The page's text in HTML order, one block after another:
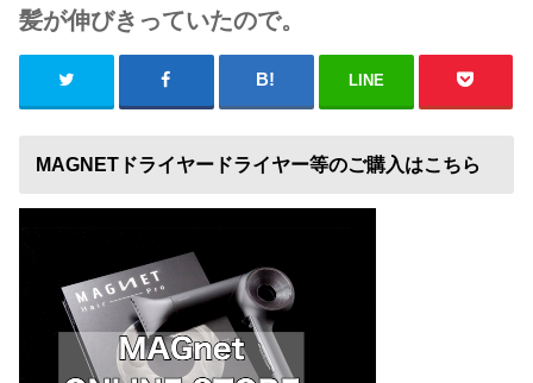
髪が伸びきっていたので。
LINE
MAGNETドライヤードライヤー等のご購入はこちら